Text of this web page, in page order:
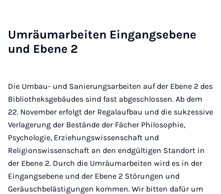
Um­räum­a­r­bei­ten Ein­gangs­ebe­ne
und Ebe­ne 2
Die Umbau- und Sanierungsarbeiten auf der Ebene 2 des
Bibliotheksgebäudes sind fast abgeschlossen. Ab dem
22. November erfolgt der Regalaufbau und die sukzessive
Verlagerung der Bestände der Fächer Philosophie,
Psychologie, Erziehungswissenschaft und
Religionswissenschaft an den endgültigen Standort in
der Ebene 2. Durch die Umräumarbeiten wird es in der
Eingangsebene und der Ebene 2 Störungen und
Geräuschbelästigungen kommen. Wir bitten dafür um